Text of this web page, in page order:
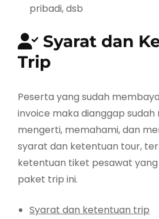
pribadi, dsb
Syarat dan
Trip
Peserta yang sudah
invoice maka dianggap
mengerti, memahami, dan
syarat dan ketentuan tour,
ketentuan tiket pesawat
paket trip ini.
Syarat dan ketentuan trip